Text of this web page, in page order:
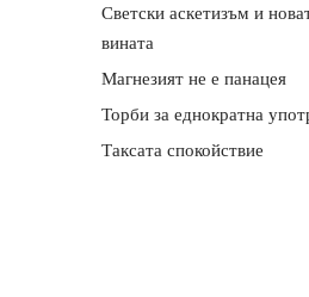
Светски аскетизъм и
вината
Магнезият не е панацея
Торби за еднократна
Таксата спокойствие